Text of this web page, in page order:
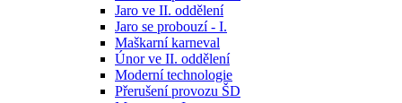
Jaro ve II. oddělení
Jaro se probouzí - I.
Maškarní karneval
Únor ve II. oddělení
Moderní technologie
Přerušení provozu ŠD